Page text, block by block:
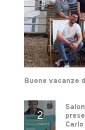
Buone vacanze